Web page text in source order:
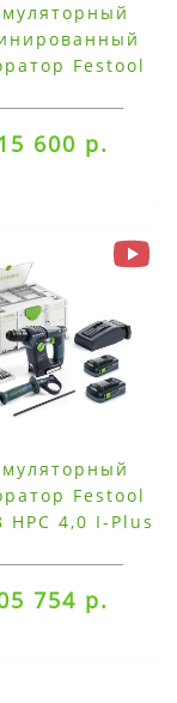
Festool
600 р.
Festool
HPC 4,0 I-Plus
754 р.